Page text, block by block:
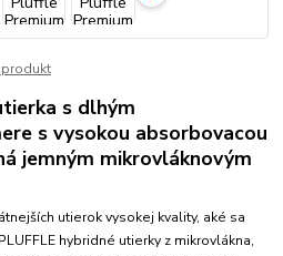
s dlhým
s vysokou absorbovacou
jemným mikrovláknovým
utierok vysokej kvality, aké sa
hybridné utierky z mikrovlákna,